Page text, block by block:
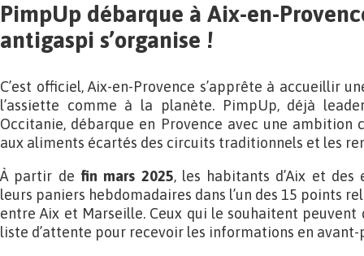
PimpUp débarque à Aix-en-
antigaspi s’organise !
C’est officiel, Aix-en-Provence s’apprête à accueillir
l’assiette comme à la planète. PimpUp, déjà
Occitanie, débarque en Provence avec une ambition
aux aliments écartés des circuits traditionnels et les
À partir de fin mars 2025, les habitants d’Aix et
leurs paniers hebdomadaires dans l’un des 15 points
entre Aix et Marseille. Ceux qui le souhaitent peuvent
liste d’attente pour recevoir les informations en